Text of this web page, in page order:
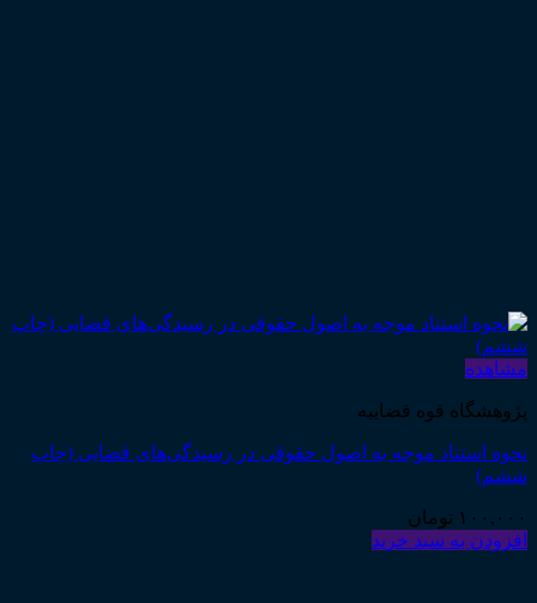
مشاهده
پژوهشگاه قوه قضاییه
نحوه استناد موجه به اصول حقوقی در رسیدگی‌های قضایی (چاپ
ششم)
۱۰۰,۰۰۰ تومان
افزودن به سبد خرید